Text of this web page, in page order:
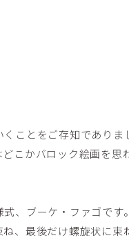
ことをご存知でありま
こかバロック絵画を思
、ブーケ・ファゴです
、最後だけ螺旋状に束